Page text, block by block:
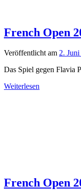
French Open
Veröffentlicht am 2.
Das Spiel gegen Flavia
Weiterlesen
French Open